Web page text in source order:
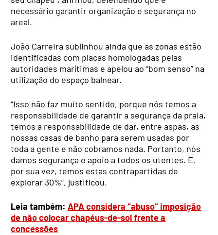
necessário garantir organização e segurança no
areal.
João Carreira sublinhou ainda que as zonas estão
identificadas com placas homologadas pelas
autoridades marítimas e apelou ao “bom senso” na
utilização do espaço balnear.
“Isso não faz muito sentido, porque nós temos a
responsabilidade de garantir a segurança da praia,
temos a responsabilidade de dar, entre aspas, as
nossas casas de banho para serem usadas por
toda a gente e não cobramos nada. Portanto, nós
damos segurança e apoio a todos os utentes. E,
por sua vez, temos estas contrapartidas de
explorar 30%”, justificou.
Leia também:APA considera “abuso” imposição
de não colocar chapéus-de-sol frente a
concessões